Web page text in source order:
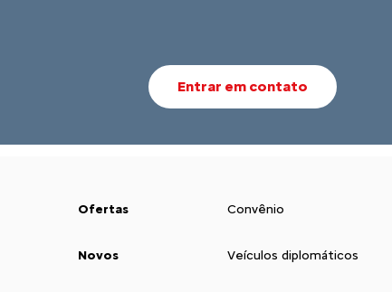
Entrar em contato
Ofertas
Novos
Convênio
Veículos diplomáticos